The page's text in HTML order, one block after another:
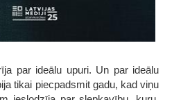
par ideālu upuri. Un par ideālu
tikai piecpadsmit gadu, kad viņu